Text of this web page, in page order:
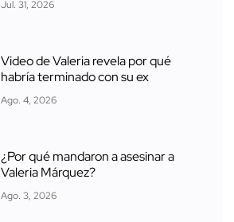
Jul. 31, 2026
Video de Valeria revela por qué
habría terminado con su ex
Ago. 4, 2026
¿Por qué mandaron a asesinar a
Valeria Márquez?
Ago. 3, 2026